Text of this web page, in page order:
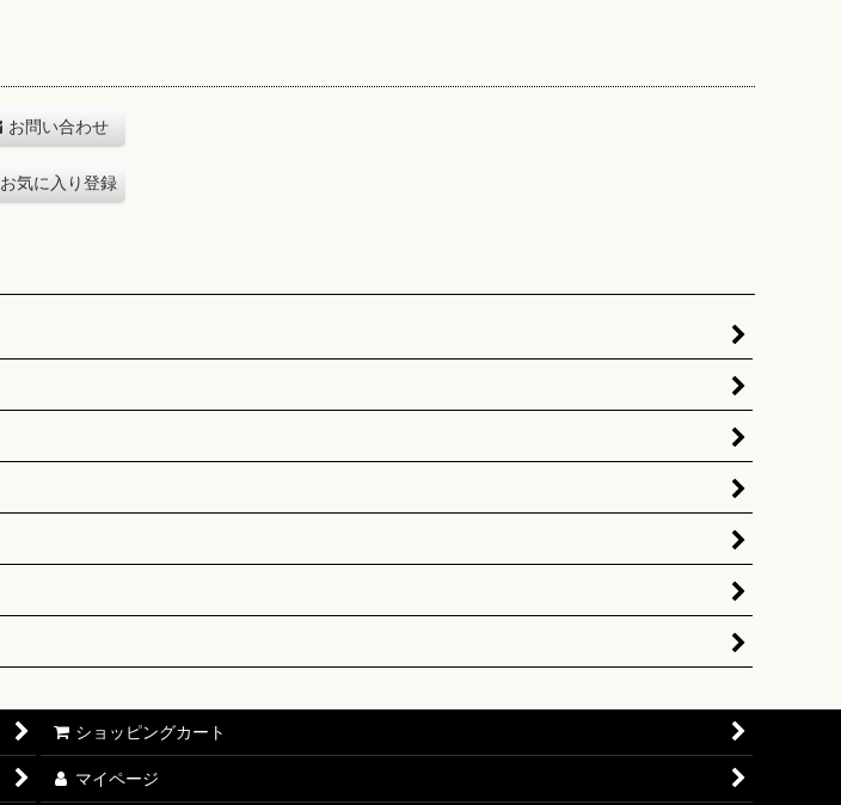
お問い合わせ
お気に入り登録
ショッピングカート
マイページ